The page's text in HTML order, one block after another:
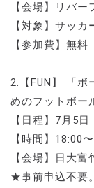
【会場】リバー
【対象】サッ
【参加費】無料
2.【FUN】 「ボ
めのフットボー
【日程】7月5
【時間】18:00
【会場】日大富
★事前申込不要